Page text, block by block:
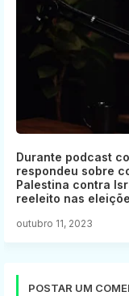
Durante podcast
respondeu sobre
Palestina contra
reeleito nas
outubro 11, 2023
POSTAR UM